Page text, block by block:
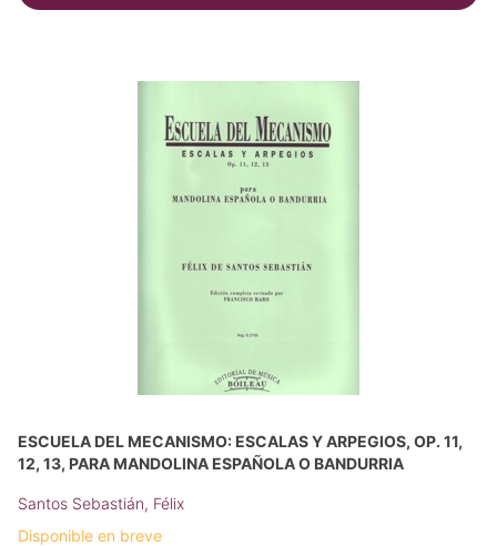
ESCUELA DEL MECANISMO: ESCALAS Y ARPEGIOS, OP. 11,
12, 13, PARA MANDOLINA ESPAÑOLA O BANDURRIA
Santos Sebastián, Félix
Disponible en breve